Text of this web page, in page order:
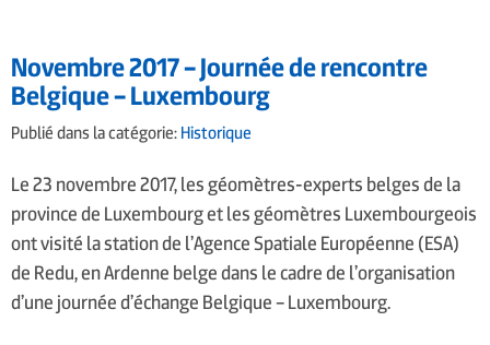
Novembre 2017 – Journée de rencontre
Belgique – Luxembourg
Publié dans la catégorie:Historique
Le 23 novembre 2017, les géomètres-experts belges de la
province de Luxembourg et les géomètres Luxembourgeois
ont visité la station de l’Agence Spatiale Européenne (ESA)
de Redu, en Ardenne belge dans le cadre de l’organisation
d’une journée d’échange Belgique – Luxembourg.